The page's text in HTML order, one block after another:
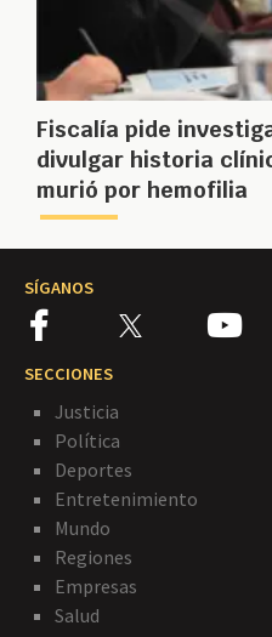
Fiscalía pide
divulgar historia
murió por hemofilia
SÍGANOS
SECCIONES
Justicia
Política
Deportes
Entretenimiento
Mundo
Regiones
Empresas
Salud